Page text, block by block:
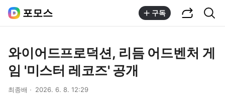
포모스 구독
와이어드프로덕션, 리듬 어드벤처 게
임 '미스터 레코즈' 공개
최종배 2026. 6. 8. 12:29